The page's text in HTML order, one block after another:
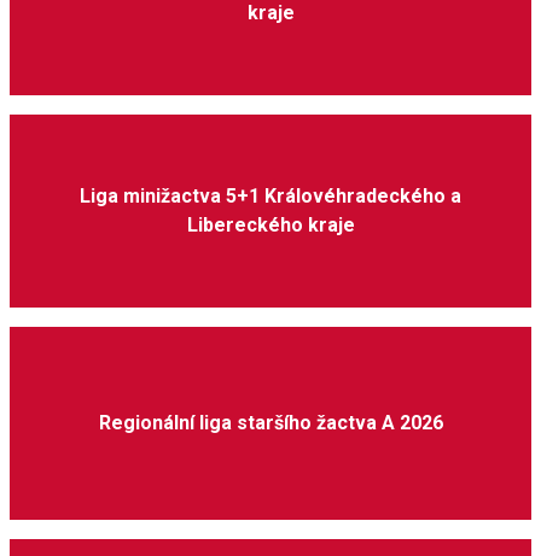
kraje
Liga minižactva 5+1 Královéhradeckého a
Libereckého kraje
Regionální liga staršího žactva A 2026